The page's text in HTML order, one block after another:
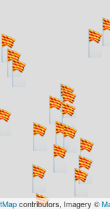
contributors, Imagery ©